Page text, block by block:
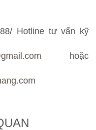
Hotline tư vấn kỹ
hoặc